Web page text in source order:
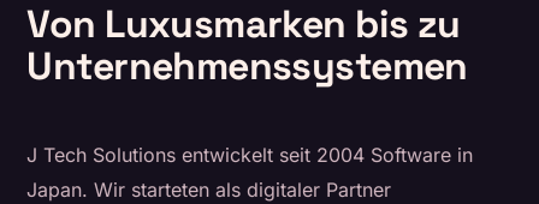
Von Luxusmarken bis zu
Unternehmenssystemen
J Tech Solutions entwickelt seit 2004 Software in
Japan. Wir starteten als digitaler Partner